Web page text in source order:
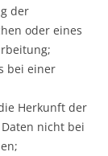
der
oder eines
bei einer
Herkunft der
nicht bei